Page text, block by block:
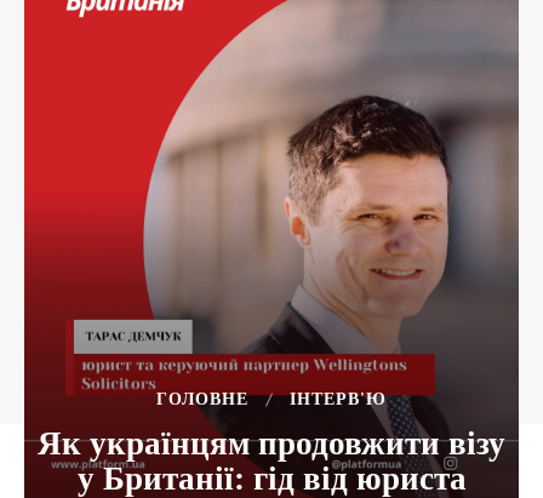
ГОЛОВНЕ ІНТЕРВ'Ю
Як українцям продовжити візу
у Британії: гід від юриста